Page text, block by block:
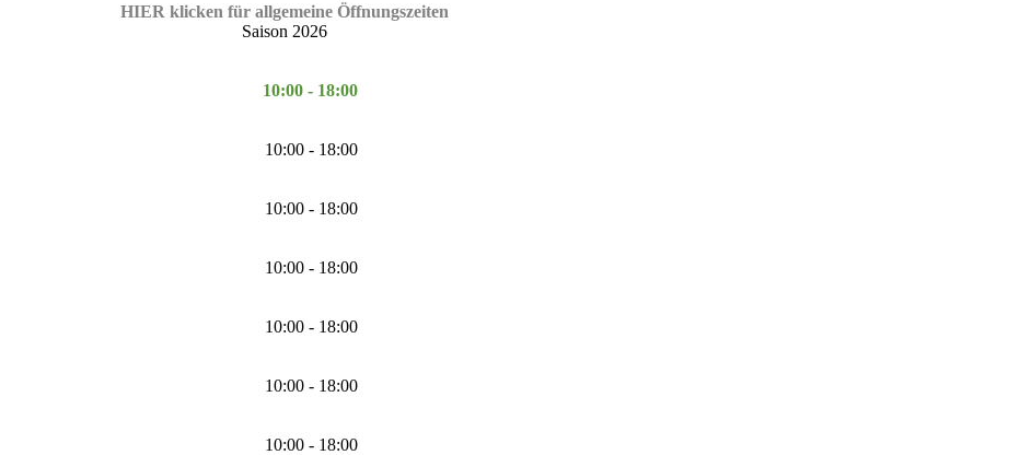
HIER klicken für allgemeine Öffnungszeiten
Saison 2026
10:00 - 18:00
10:00 - 18:00
10:00 - 18:00
10:00 - 18:00
10:00 - 18:00
10:00 - 18:00
10:00 - 18:00